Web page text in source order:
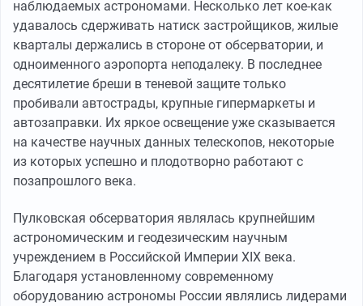
наблюдаемых астрономами. Несколько лет кое-как
удавалось сдерживать натиск застройщиков, жилые
кварталы держались в стороне от обсерватории, и
одноименного аэропорта неподалеку. В последнее
десятилетие бреши в теневой защите только
пробивали автострады, крупные гипермаркеты и
автозаправки. Их яркое освещение уже сказывается
на качестве научных данных телескопов, некоторые
из которых успешно и плодотворно работают с
позапрошлого века.
Пулковская обсерватория являлась крупнейшим
астрономическим и геодезическим научным
учреждением в Российской Империи XIX века.
Благодаря установленному современному
оборудованию астрономы России являлись лидерами